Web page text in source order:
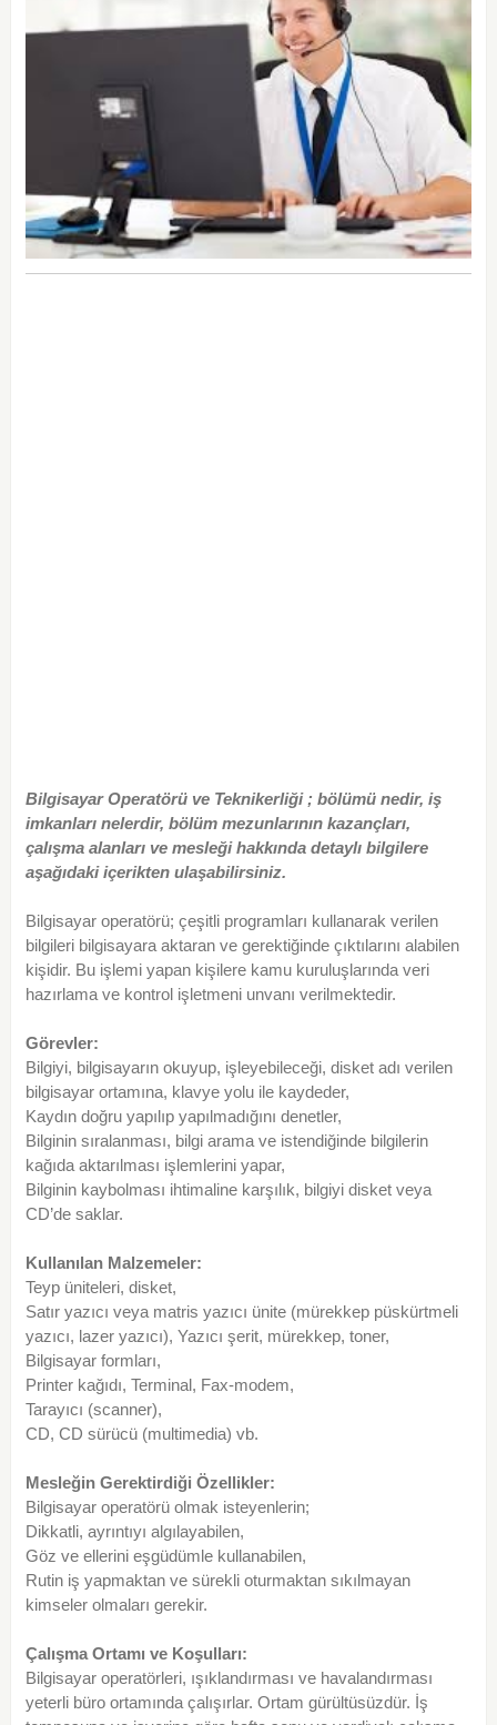
Bilgisayar Operatörü ve Teknikerliği ; bölümü nedir, iş
imkanları nelerdir, bölüm mezunlarının kazançları,
çalışma alanları ve mesleği hakkında detaylı bilgilere
aşağıdaki içerikten ulaşabilirsiniz.
Bilgisayar operatörü; çeşitli programları kullanarak verilen
bilgileri bilgisayara aktaran ve gerektiğinde çıktılarını alabilen
kişidir. Bu işlemi yapan kişilere kamu kuruluşlarında veri
hazırlama ve kontrol işletmeni unvanı verilmektedir.
Görevler:
Bilgiyi, bilgisayarın okuyup, işleyebileceği, disket adı verilen
bilgisayar ortamına, klavye yolu ile kaydeder,
Kaydın doğru yapılıp yapılmadığını denetler,
Bilginin sıralanması, bilgi arama ve istendiğinde bilgilerin
kağıda aktarılması işlemlerini yapar,
Bilginin kaybolması ihtimaline karşılık, bilgiyi disket veya
CD’de saklar.
Kullanılan Malzemeler:
Teyp üniteleri, disket,
Satır yazıcı veya matris yazıcı ünite (mürekkep püskürtmeli
yazıcı, lazer yazıcı), Yazıcı şerit, mürekkep, toner,
Bilgisayar formları,
Printer kağıdı, Terminal, Fax-modem,
Tarayıcı (scanner),
CD, CD sürücü (multimedia) vb.
Mesleğin Gerektirdiği Özellikler:
Bilgisayar operatörü olmak isteyenlerin;
Dikkatli, ayrıntıyı algılayabilen,
Göz ve ellerini eşgüdümle kullanabilen,
Rutin iş yapmaktan ve sürekli oturmaktan sıkılmayan
kimseler olmaları gerekir.
Çalışma Ortamı ve Koşulları:
Bilgisayar operatörleri, ışıklandırması ve havalandırması
yeterli büro ortamında çalışırlar. Ortam gürültüsüzdür. İş